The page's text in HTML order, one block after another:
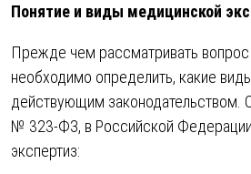
Понятие и виды медицинской
Прежде чем рассматривать
необходимо определить, какие
действующим законодательством.
№ 323-ФЗ, в Российской
экспертиз: